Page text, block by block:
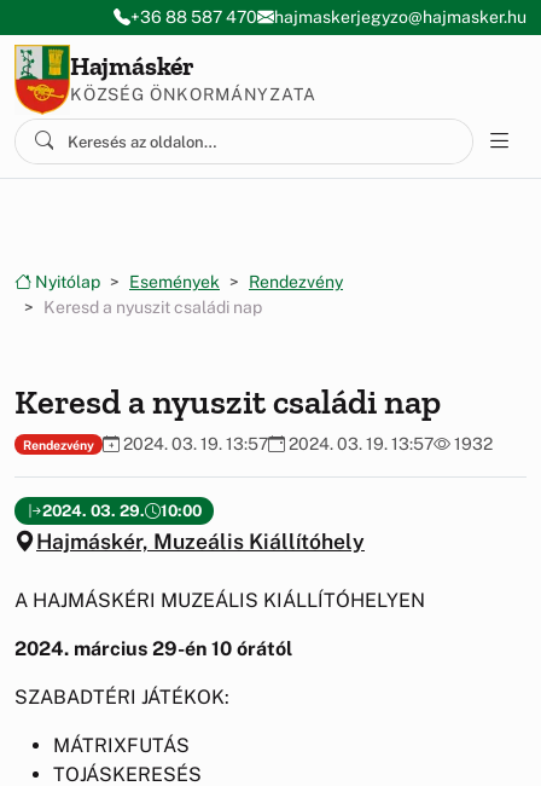
Ugrás a menüre
Ugrás a tartalomra
+36 88 587 470 hajmaskerjegyzo@hajmasker.hu
Hajmáskér
KÖZSÉG ÖNKORMÁNYZATA
Nyitólap Események
Rendezvény
Keresd a nyuszit családi nap
Keresd a nyuszit családi nap
Rendezvény 2024. 03. 19. 13:57 2024. 03. 19. 13:57 1932
2024. 03. 29. 10:00
Hajmáskér, Muzeális Kiállítóhely
A HAJMÁSKÉRI MUZEÁLIS KIÁLLÍTÓHELYEN
2024. március 29-én 10 órától
SZABADTÉRI JÁTÉKOK:
MÁTRIXFUTÁS
TOJÁSKERESÉS